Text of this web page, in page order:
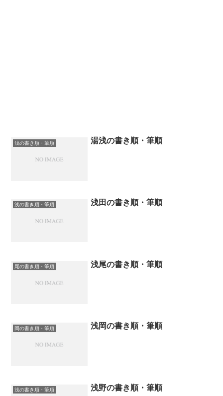
浅の書き順・筆順 湯浅の書き順・筆順
浅の書き順・筆順 浅田の書き順・筆順
尾の書き順・筆順 浅尾の書き順・筆順
岡の書き順・筆順 浅岡の書き順・筆順
浅の書き順・筆順 浅野の書き順・筆順